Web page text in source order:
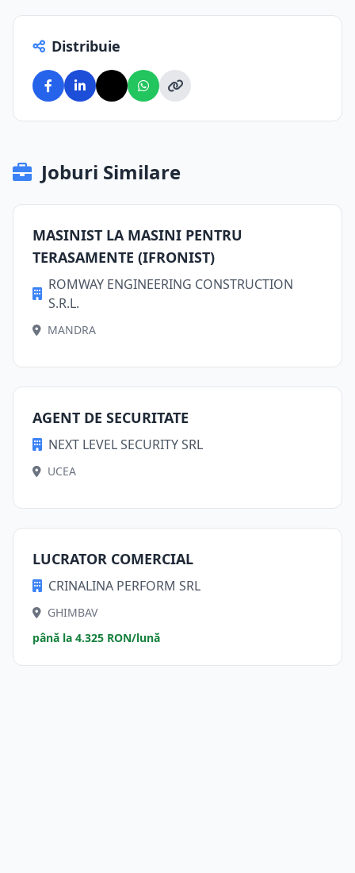
Distribuie
Joburi Similare
MASINIST LA MASINI PENTRU
TERASAMENTE (IFRONIST)
ROMWAY ENGINEERING CONSTRUCTION
S.R.L.
MANDRA
AGENT DE SECURITATE
NEXT LEVEL SECURITY SRL
UCEA
LUCRATOR COMERCIAL
CRINALINA PERFORM SRL
GHIMBAV
până la 4.325 RON/lună